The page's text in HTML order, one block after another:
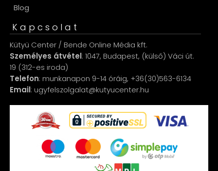
Blog
Kapcsolat
Kütyü Center / Bende Online Média kft.
Személyes átvétel: 1047, Budapest, (külső) Váci út.
19 (312-es iroda)
Telefon: munkanapon 9-14 óráig, +36(30)563-6134
Email: ugyfelszolgalat@kutyucenter.hu